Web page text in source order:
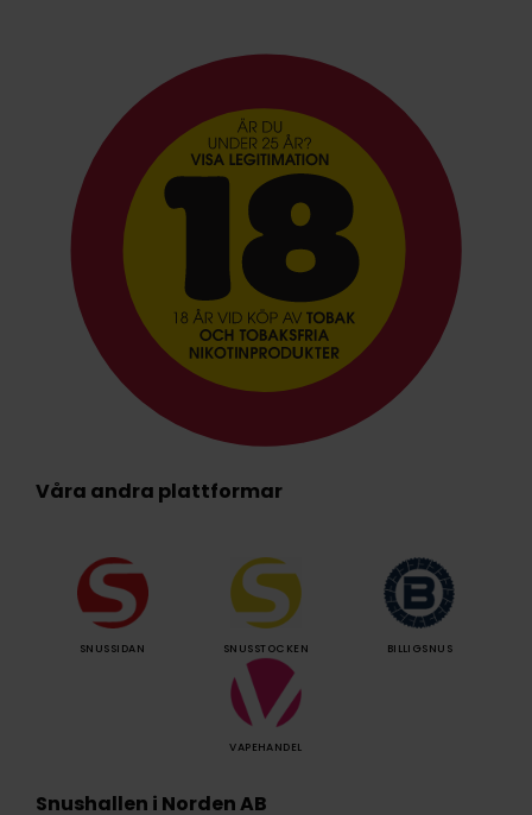
Våra andra plattformar
SNUSSIDAN SNUSSTOCKEN BILLIGSNUS
VAPEHANDEL
Snushallen i Norden AB